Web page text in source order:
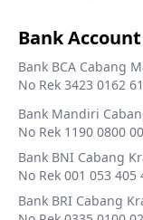
Bank Account
Bank BCA Cabang
No Rek 3423 0162 61
Bank Mandiri
No Rek 1190 0800
Bank BNI Cabang
No Rek 001 053 405
Bank BRI Cabang